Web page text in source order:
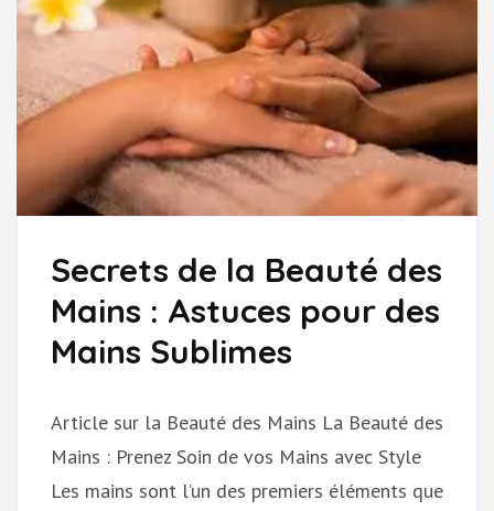
Secrets de la Beauté des
Mains : Astuces pour des
Mains Sublimes
Article sur la Beauté des Mains La Beauté des
Mains : Prenez Soin de vos Mains avec Style
Les mains sont l’un des premiers éléments que